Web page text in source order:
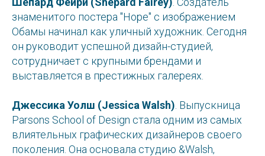
знаменитого постера "Hope" с изображением
Обамы начинал как уличный художник. Сегодня
он руководит успешной дизайн-студией,
сотрудничает с крупными брендами и
выставляется в престижных галереях.
Джессика Уолш (Jessica Walsh) . Выпускница
Parsons School of Design стала одним из самых
влиятельных графических дизайнеров своего
поколения. Она основала студию &Walsh,